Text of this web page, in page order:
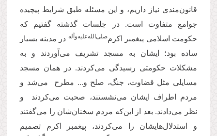
قانون‌مندی نیاز داریم، و این مسئله طبق شرایط پیچیده‌
جوامع متفاوت است. در جلسات گذشته گفتیم که
حکومت اسلامی پیغمبر اکرم‌صلی‌الله‌علیه‌وآله در مدینه بسیار
ساده بود؛ ایشان به مسجد تشریف می‌آوردند و به
مشکلات حکومتی رسیدگی می‌کردند. در همان مسجد
مسایلی مثل قضاوت، جنگ، صلح و... مطرح می‌شد و
مردم اطراف ایشان می‌نشستند، صحبت می‌کردند و
نظر می‌دادند. بعد از این‌که مردم سخنان‌شان را می‌گفتند
و استدلال‌هایشان را می‌کردند، پیغمبر اکرم تصمیم